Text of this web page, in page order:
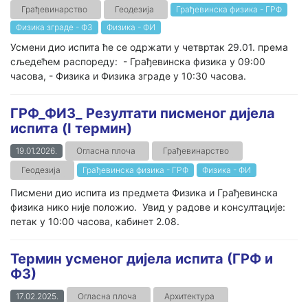
Грађевинарство Геодезија
Грађевинска физика - ГРФ
Физика зграде - ФЗ
Физика - ФИ
Усмени дио испита ће се одржати у четвртак 29.01. према
сљедећем распореду: - Грађевинска физика у 09:00
часова, - Физика и Физика зграде у 10:30 часова.
ГРФ_ФИЗ_ Резултати писменог дијела
испита (I термин)
19.01.2026. Огласна плоча
Грађевинарство
Геодезија
Грађевинска физика - ГРФ Физика - ФИ
Писмени дио испита из предмета Физика и Грађевинска
физика нико није положио. Увид у радове и консултације:
петак у 10:00 часова, кабинет 2.08.
Термин усменог дијела испита (ГРФ и
ФЗ)
17.02.2025. Огласна плоча
Архитектура